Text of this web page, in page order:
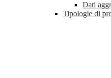
Dati
Tipologie di